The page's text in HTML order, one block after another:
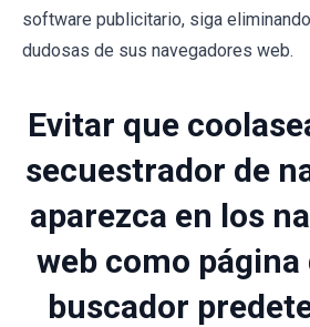
software publicitario, siga
dudosas de sus navegadores web.
Evitar que
secuestrador de
aparezca en los
web como
buscador